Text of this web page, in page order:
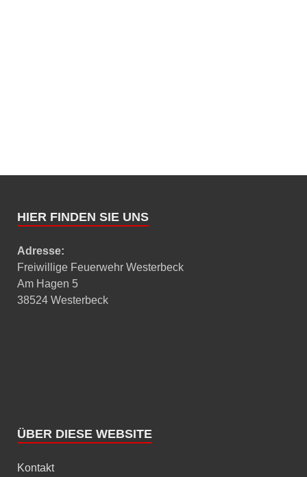
HIER FINDEN SIE UNS
Adresse:
Freiwillige Feuerwehr Westerbeck
Am Hagen 5
38524 Westerbeck
ÜBER DIESE WEBSITE
Kontakt